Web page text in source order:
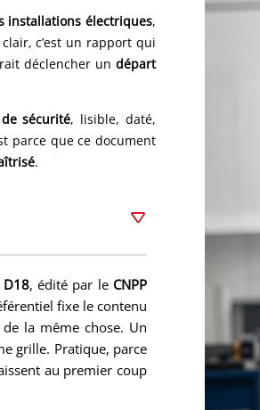
installations électriques,
c’est un rapport qui
déclencher un départ
sécurité, lisible, daté,
parce que ce document
.
D18, édité par le CNPP
fixe le contenu
la même chose. Un
grille. Pratique, parce
au premier coup